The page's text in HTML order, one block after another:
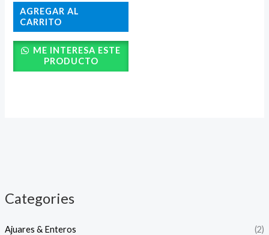
Categories
Ajuares & Enteros (2)
AGREGAR AL
CARRITO
ME INTERESA ESTE
PRODUCTO